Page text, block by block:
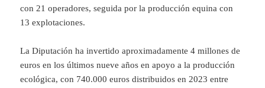
con 21 operadores, seguida por la producción equina con
13 explotaciones.
La Diputación ha invertido aproximadamente 4 millones de
euros en los últimos nueve años en apoyo a la producción
ecológica, con 740.000 euros distribuidos en 2023 entre